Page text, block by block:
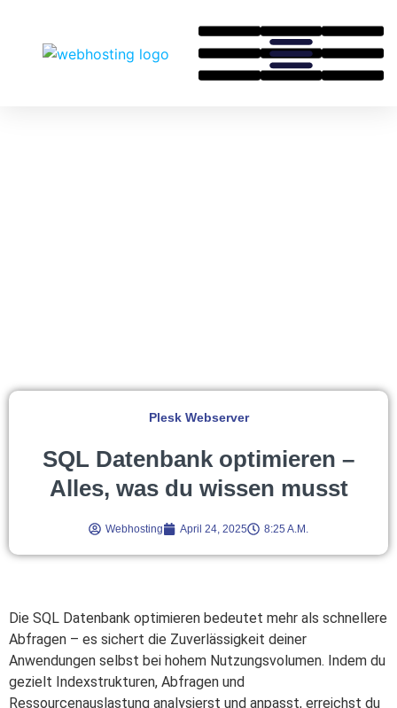
Plesk Webserver
SQL Datenbank optimieren –
Alles, was du wissen musst
Webhosting April 24, 2025 8:25 A.m.
Die SQL Datenbank optimieren bedeutet mehr als schnellere
Abfragen – es sichert die Zuverlässigkeit deiner
Anwendungen selbst bei hohem Nutzungsvolumen. Indem du
gezielt Indexstrukturen, Abfragen und
Ressourcenauslastung analysierst und anpasst, erreichst du